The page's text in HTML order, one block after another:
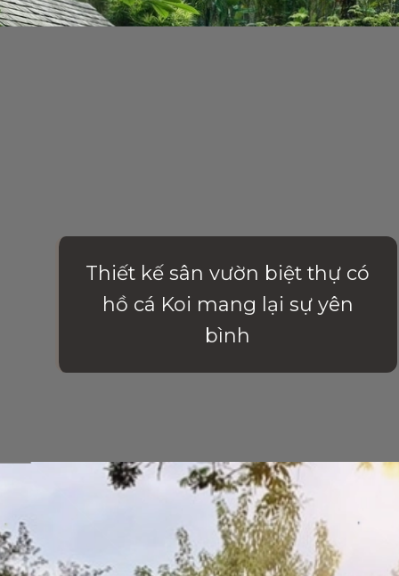
Thiết kế sân vườn biệt thự có
hồ cá Koi mang lại sự yên
bình